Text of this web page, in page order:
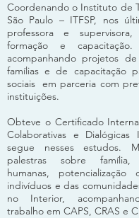
Coordenando o Instituto de
São Paulo – ITFSP, nos
professora e
formação e
acompanhando projetos
famílias e de capacitação
sociais em parceria com
instituições.
Obteve o Certificado
Colaborativas e Dialógicas
segue nesses estudos.
palestras sobre família,
humanas,
indivíduos e das
no Interior,
trabalho em CAPS, CRAS e